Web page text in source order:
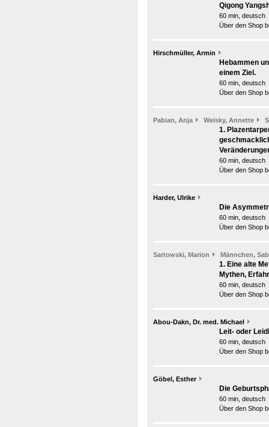
Qigong
60 min, deutsch
Über den Shop
Hirschmüller, Armin
Hebammen
einem Ziel.
60 min, deutsch
Über den Shop
Pabian, Anja Weisky, Annette
1.
60 min, deutsch
Über den Shop
Harder, Ulrike
Die
60 min, deutsch
Über den Shop
Sartowski, Marion Männchen,
1. Eine alte
Mythen,
60 min, deutsch
Über den Shop
Abou-Dakn, Dr. med. Michael
Leit- oder
60 min, deutsch
Über den Shop
Göbel, Esther
Die
60 min, deutsch
Über den Shop